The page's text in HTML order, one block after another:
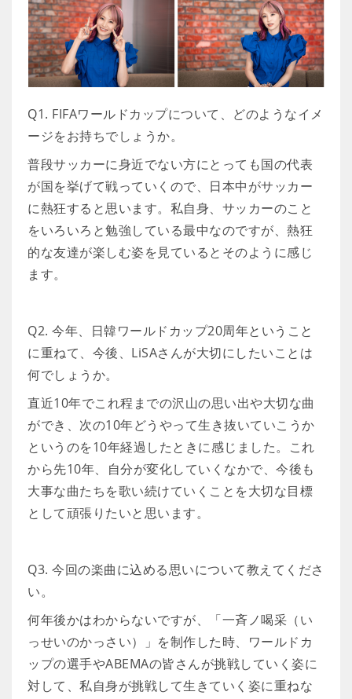
Q1. FIFAワールドカップについて、どのようなイメ
ージをお持ちでしょうか。
普段サッカーに身近でない方にとっても国の代表
が国を挙げて戦っていくので、日本中がサッカー
に熱狂すると思います。私自身、サッカーのこと
をいろいろと勉強している最中なのですが、熱狂
的な友達が楽しむ姿を見ているとそのように感じ
ます。
Q2. 今年、日韓ワールドカップ20周年ということ
に重ねて、今後、LiSAさんが大切にしたいことは
何でしょうか。
直近10年でこれ程までの沢山の思い出や大切な曲
ができ、次の10年どうやって生き抜いていこうか
というのを10年経過したときに感じました。これ
から先10年、自分が変化していくなかで、今後も
大事な曲たちを歌い続けていくことを大切な目標
として頑張りたいと思います。
Q3. 今回の楽曲に込める思いについて教えてくださ
い。
何年後かはわからないですが、「一斉ノ喝采（い
っせいのかっさい）」を制作した時、ワールドカ
ップの選手やABEMAの皆さんが挑戦していく姿に
対して、私自身が挑戦して生きていく姿に重ねな